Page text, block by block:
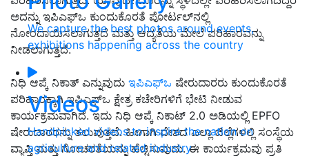
We capture the best photos around events,
exhibitions happening across the country
Videos
Handpicked videos to inspire the nation on
agriculture and related industry
ಅದನ್ನು ಇಪಿಎಫ್‌ಒ ಕುಂದುಕೊರತೆ ಪೋರ್ಟಲ್‌ನಲ್ಲಿ
ನೋಂದಾಯಿಸಲಾಗುತ್ತದೆ ಮತ್ತು ಆದ್ಯತೆಯ ಮೇಲೆ ಪರಿಹಾರವನ್ನು
ನೀಡಲಾಗುತ್ತದೆ.
ನಿಧಿ ಆಪ್ಕೆ ನಿಕಾತ್ ಎನ್ನುವುದು ಇಪಿಎಫ್‌ಒ ಷೇರುದಾರರು ಕುಂದುಕೊರತೆ
ಪರಿಹಾರಕ್ಕಾಗಿ ಇಪಿಎಫ್‌ಒ ಕ್ಷೇತ್ರ ಕಚೇರಿಗಳಿಗೆ ಭೇಟಿ ನೀಡುವ
ಕಾರ್ಯಕ್ರಮವಾಗಿದೆ. ಇದು ನಿಧಿ ಆಪ್ಕೆ ನಿಕಾಟ್ 2.0 ಅಡಿಯಲ್ಲಿ EPFO ​​
ಷೇರುದಾರರನ್ನು ತಲುಪುತ್ತದೆ. ಹೀಗಾಗಿ ದೇಶದ ಎಲ್ಲಾ ಜಿಲ್ಲೆಗಳಲ್ಲಿ ಸಂಸ್ಥೆಯ
ವ್ಯಾಪ್ತಿ ಮತ್ತು ಗೋಚರತೆಯನ್ನು ಹೆಚ್ಚಿಸುವುದು. ಈ ಕಾರ್ಯಕ್ರಮವು ಪ್ರತಿ